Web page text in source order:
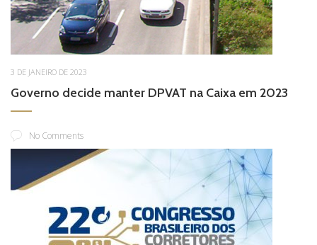
3 DE JANEIRO DE 2023
Governo decide manter DPVAT na Caixa em 2023
No Comments